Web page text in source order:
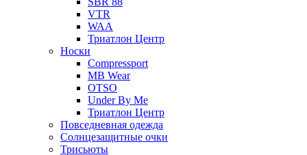
VTR
WAA
Триатлон Центр
Носки
Compressport
MB Wear
OTSO
Under By Me
Триатлон Центр
Повседневная одежда
Солнцезащитные очки
Трисьюты